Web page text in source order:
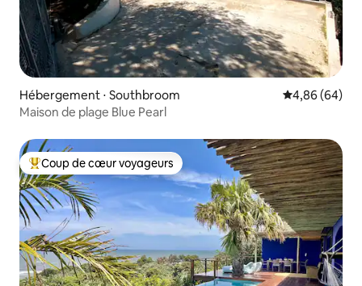
Hébergement ⋅ Southbroom Évaluation
4,86 (64)
Maison de plage Blue Pearl
Coups de cœur voyageurs les plus appréciés
Coup de cœur voyageurs